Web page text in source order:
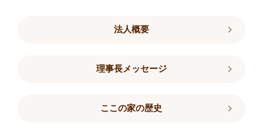
法人概要
理事長メッセージ
ここの家の歴史